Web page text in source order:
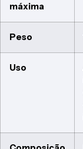
máxima
Peso
Uso